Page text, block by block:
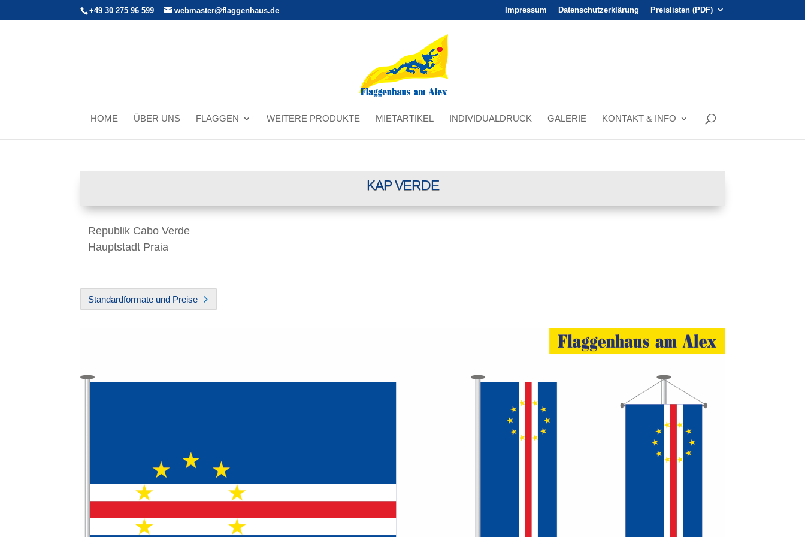
+49 30 275 96 599 webmaster@flaggenhaus.de Impressum Datenschutzerklärung Preislisten (PDF)
HOME ÜBER UNS FLAGGEN WEITERE PRODUKTE MIETARTIKEL INDIVIDUALDRUCK GALERIE KONTAKT & INFO
KAP VERDE
Republik Cabo Verde
Hauptstadt Praia
Standardformate und Preise